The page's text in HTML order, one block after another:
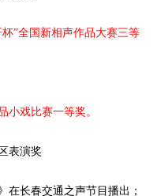
杯”全国新相声作品大赛三等
小戏比赛一等奖。
表演奖
在长春交通之声节目播出；